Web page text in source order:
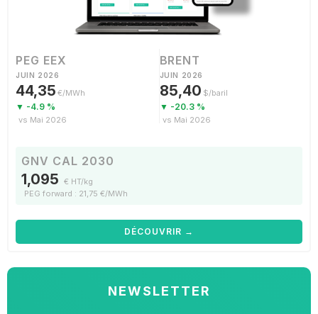
PEG EEX
JUIN 2026
44,35 €/MWh
▼ -4.9 %
vs Mai 2026
BRENT
JUIN 2026
85,40 $/baril
▼ -20.3 %
vs Mai 2026
GNV CAL 2030
1,095 € HT/kg
PEG forward : 21,75 €/MWh
DÉCOUVRIR →
NEWSLETTER